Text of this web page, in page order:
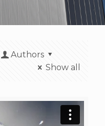
Authors
Show all